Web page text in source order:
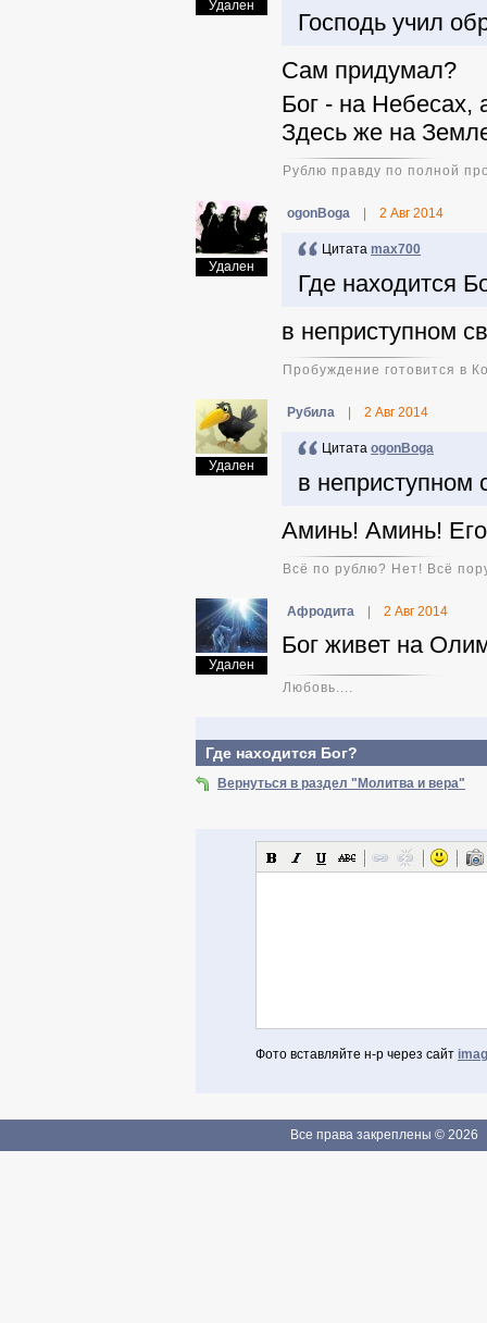
Удален
Господь учил
Сам придумал?
Бог - на Небесах,
Здесь же на
Рублю правду по полной
Удален
ogonBoga 2 Авг 2014
Цитата max700
Где находится
в неприступном
Пробуждение готовится в
Удален
Pyбила 2 Авг 2014
Цитата ogonBoga
в неприступном
Аминь! Аминь!
Всё по рублю? Нет! Всё
Удален
Афродита 2 Авг 2014
Бог живет на
Любовь....
Где находится Бог?
Вернуться в раздел "Молитва и вера"
Фото вставляйте н-р через сайт
Если Вы зарегистрированы
Все права закреплены © 2026